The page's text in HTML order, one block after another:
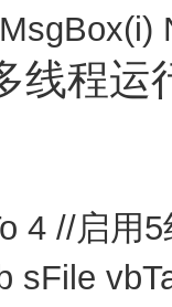
线程运
4 //启用
sFile